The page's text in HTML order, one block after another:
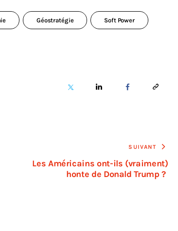
Géostratégie Soft Power
SUIVANT
Les Américains ont-ils (vraiment)
honte de Donald Trump ?